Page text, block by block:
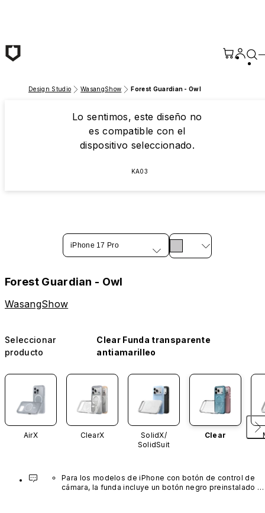
Design Studio WasangShow Forest Guardian - Owl
Lo sentimos, este diseño no
es compatible con el
dispositivo seleccionado.
KA03
iPhone 17 Pro
Forest Guardian - Owl
WasangShow
Seleccionar
producto
Clear Funda transparente
antiamarilleo
AirX ClearX
SolidX/
SolidSuit
Clear
Para los modelos de iPhone con botón de control de
cámara, la funda incluye un botón negro preinstalado